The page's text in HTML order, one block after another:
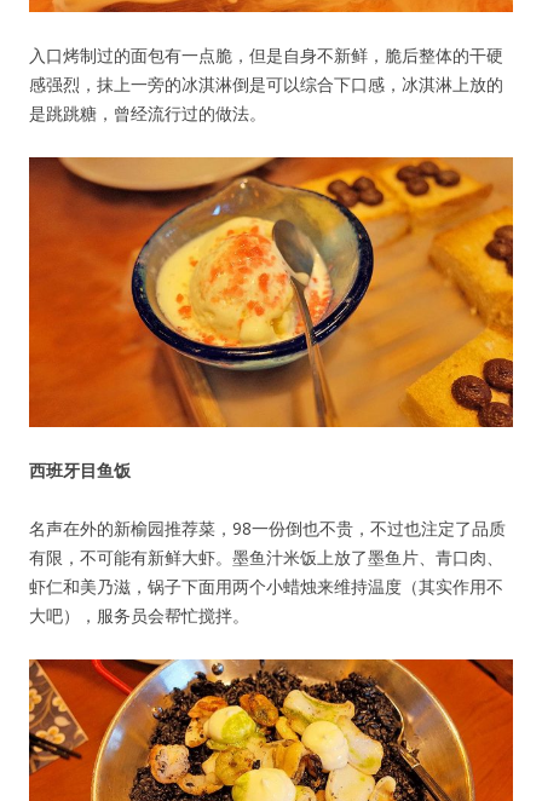
入口烤制过的面包有一点脆，但是自身不新鲜，脆后整体的干硬
感强烈，抹上一旁的冰淇淋倒是可以综合下口感，冰淇淋上放的
是跳跳糖，曾经流行过的做法。
西班牙目鱼饭
名声在外的新榆园推荐菜，98一份倒也不贵，不过也注定了品质
有限，不可能有新鲜大虾。墨鱼汁米饭上放了墨鱼片、青口肉、
虾仁和美乃滋，锅子下面用两个小蜡烛来维持温度（其实作用不
大吧），服务员会帮忙搅拌。